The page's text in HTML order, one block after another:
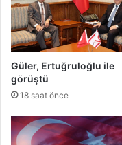
Güler, Ertuğruloğlu ile
görüştü
18 saat önce